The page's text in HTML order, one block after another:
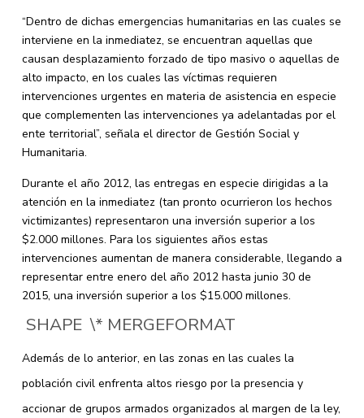
“Dentro de dichas emergencias humanitarias en las cuales se
interviene en la inmediatez, se encuentran aquellas que
causan desplazamiento forzado de tipo masivo o aquellas de
alto impacto, en los cuales las víctimas requieren
intervenciones urgentes en materia de asistencia en especie
que complementen las intervenciones ya adelantadas por el
ente territorial”, señala el director de Gestión Social y
Humanitaria.
Durante el año 2012, las entregas en especie dirigidas a la
atención en la inmediatez (tan pronto ocurrieron los hechos
victimizantes) representaron una inversión superior a los
$2.000 millones. Para los siguientes años estas
intervenciones aumentan de manera considerable, llegando a
representar entre enero del año 2012 hasta junio 30 de
2015, una inversión superior a los $15.000 millones.
SHAPE \* MERGEFORMAT
Además de lo anterior, en las zonas en las cuales la
población civil enfrenta altos riesgo por la presencia y
accionar de grupos armados organizados al margen de la ley,